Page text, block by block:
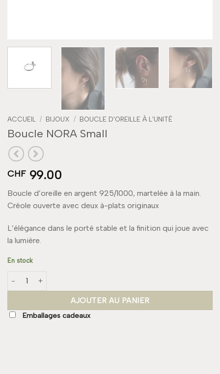
ACCUEIL / BIJOUX / BOUCLE D'OREILLE À L'UNITÉ
Boucle NORA Small
CHF 99.00
Boucle d’oreille en argent 925/1000, martelée à la main.
Créole ouverte avec deux à-plats originaux
L’élégance dans le porté stable et la finition qui joue avec
la lumière.
En stock
quantité de Boucle NORA Small
AJOUTER AU PANIER
Emballages cadeaux